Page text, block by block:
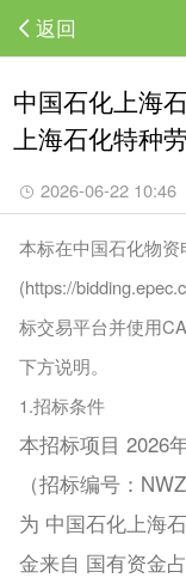
返回
中国石化上海
上海石化特种
2026-06-22 10:46
本标在中国石化物
(https://
标交易平台并使用
下方说明。
1.招标条件
本招标项目 2026
（招标编号：
为 中国石化上海
金来自 国有资金